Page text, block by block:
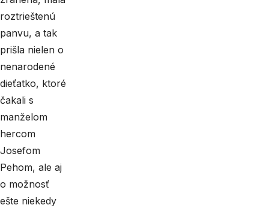
roztrieštenú
panvu, a tak
prišla nielen o
nenarodené
dieťatko, ktoré
čakali s
manželom
hercom
Josefom
Pehom, ale aj
o možnosť
ešte niekedy